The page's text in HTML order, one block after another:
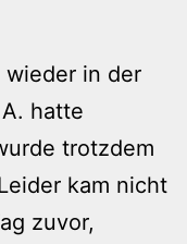
wieder in der
hatte
trotzdem
kam nicht
zuvor,